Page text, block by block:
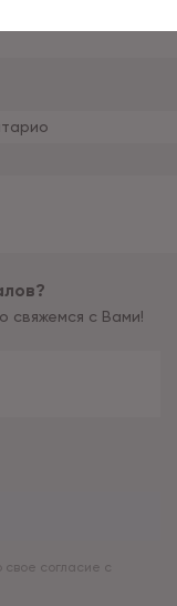
свяжемся с Вами!
согласие с